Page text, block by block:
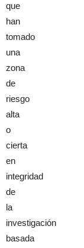
que
han
tomado
una
zona
de
riesgo
alta
o
cierta
en
integridad
de
la
investigación
basada